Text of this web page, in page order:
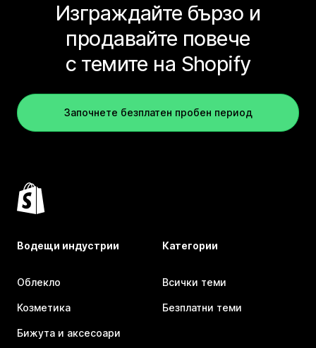
Изграждайте бързо и
продавайте повече
с темите на Shopify
Започнете безплатен пробен период
Водещи индустрии
Облекло
Козметика
Бижута и аксесоари
Категории
Всички теми
Безплатни теми